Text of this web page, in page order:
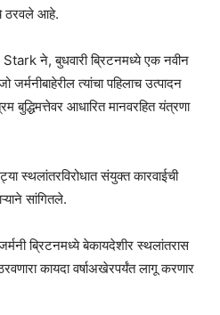
ठरवले आहे.
Stark ने, बुधवारी ब्रिटनमध्ये एक नवीन
जर्मनीबाहेरील त्यांचा पहिलाच उत्पादन
आधारित मानवरहित यंत्रणा
स्थलांतरविरोधात संयुक्त कारवाईची
सांगितले.
ब्रिटनमध्ये बेकायदेशीर स्थलांतरास
कायदा वर्षाअखेरपर्यंत लागू करणार